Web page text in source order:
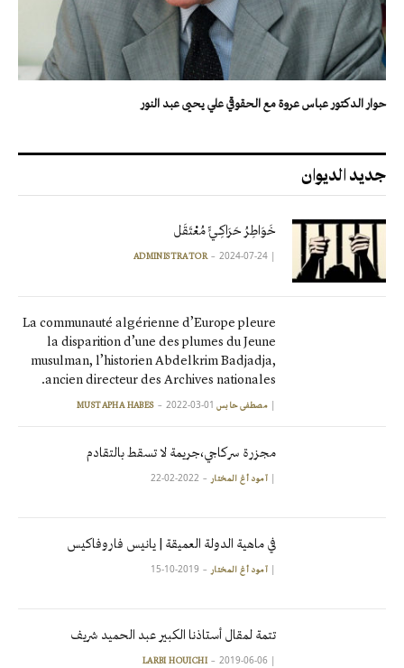
حوار الدكتور عباس عروة مع الحقوقي علي يحيى عبد النور
جديد الديوان
خَوَاطِرُ حَرَاكِـيٍّ مُعْتَقَل
|
ADMINISTRATOR 2024-07-24
La communauté algérienne d’Europe pleure
la disparition d’une des plumes du Jeune
musulman, l’historien Abdelkrim Badjadja,
ancien directeur des Archives nationales.
| مصطفى حابس MUSTAPHA HABES 2022-03-01
مجزرة سركاجي،جريمة لا تسقط بالتقادم
| آمود أغ المختار 2022-02-22
في ماهية الدولة العميقة | يانيس فاروفاكيس
| آمود أغ المختار 2019-10-15
تتمة لمقال أستاذنا الكبير عبد الحميد شريف
|
LARBI HOUICHI 2019-06-06